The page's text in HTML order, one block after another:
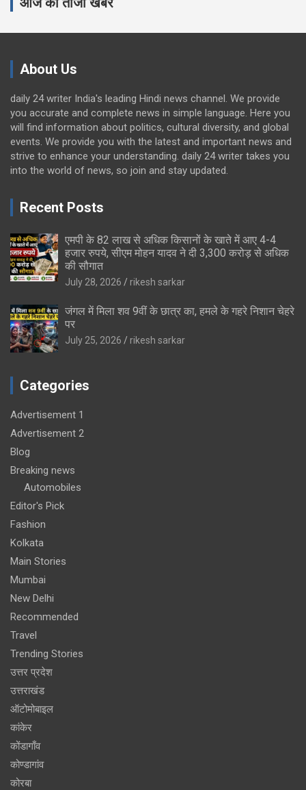
About Us
daily 24 writer India's leading Hindi news channel. We provide
you accurate and complete news in simple language. Here you
will find information about politics, cultural diversity, and global
events. We provide you with the latest and important news and
strive to enhance your understanding. daily 24 writer takes you
into the world of news, so join and stay updated.
Recent Posts
एमपी के 82 लाख से अधिक किसानों के खाते में आए 4-4
हजार रुपये, सीएम मोहन यादव ने दी 3,300 करोड़ से अधिक
की सौगात
July 28, 2026 rikesh sarkar
जंगल में मिला शव 9वीं के छात्र का, हमले के गहरे निशान चेहरे
पर
July 25, 2026 rikesh sarkar
Categories
Advertisement 1
Advertisement 2
Blog
Breaking news
Automobiles
Editor's Pick
Fashion
Kolkata
Main Stories
Mumbai
New Delhi
Recommended
Travel
Trending Stories
उत्तर प्रदेश
उत्तराखंड
ऑटोमोबाइल
कांकेर
कोंडागाँव
कोण्डागांव
कोरबा